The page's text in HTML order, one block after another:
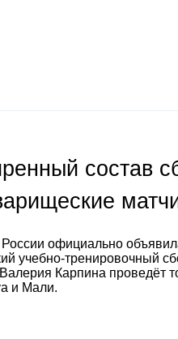
состав
официально
учебно-тренировочный
Карпина проведёт
и Мали.